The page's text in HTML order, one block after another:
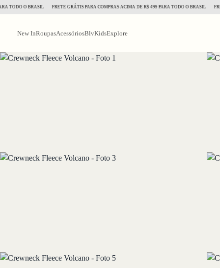
O BRASIL FRETE GRÁTIS PARA COMPRAS ACIMA DE R$ 499 PARA TODO O BRASIL FRETE
New InRoupasAcessóriosBlvKidsExplore